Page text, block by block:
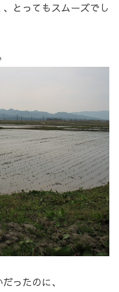
とってもスムーズでし
ったのに、